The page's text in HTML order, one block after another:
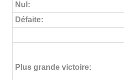
Nul:
Défaite:
Plus grande victoire: